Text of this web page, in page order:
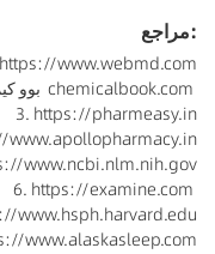
مراجع:
www.webmd.com
2. بوو كيميائي chemicalbook.com
3. https://pharmeasy.in
www.apollopharmacy.in
www.ncbi.nlm.nih.gov
6. https://examine.com
www.hsph.harvard.edu
www.alaskasleep.com